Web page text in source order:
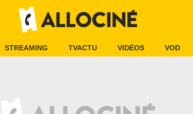
STREAMING TVACTU VIDÉOS VOD